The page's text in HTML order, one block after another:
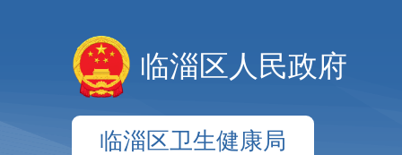
临淄区人民政府
临淄区卫生健康局